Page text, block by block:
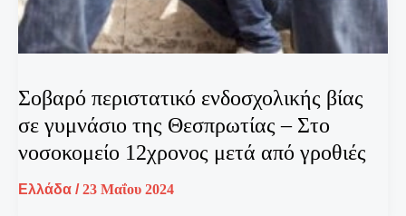
Σοβαρό περιστατικό ενδοσχολικής βίας
σε γυμνάσιο της Θεσπρωτίας – Στο
νοσοκομείο 12χρονος μετά από γροθιές
Ελλάδα /23 Μαΐου 2024